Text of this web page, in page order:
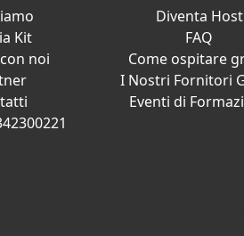
Kit
noi
Diventa Host
FAQ
Come ospitare
I Nostri Fornitori
Eventi di